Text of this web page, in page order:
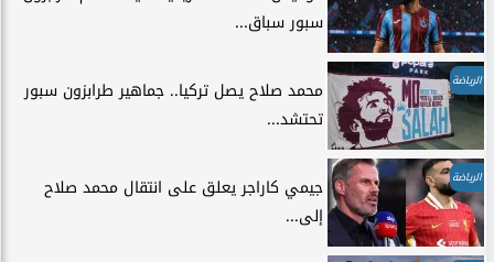
سبور سباق...
الرياضة
محمد صلاح يصل تركيا.. جماهير طرابزون سبور
تحتشد...
الرياضة
جيمي كاراجر يعلق على انتقال محمد صلاح
إلى...